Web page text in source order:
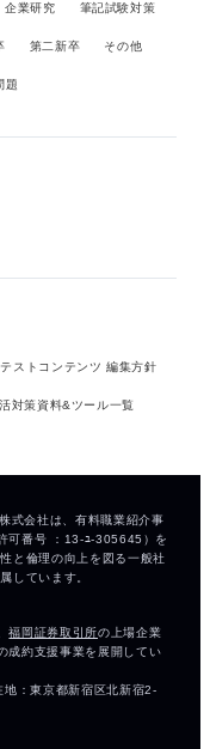
企業研究 筆記試験対策
第二新卒 その他
題
ストコンテンツ 編集方針
対策資料&ツール一覧